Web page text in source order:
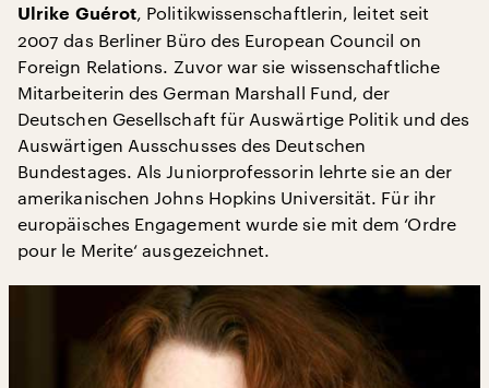
Ulrike Guérot, Politikwissenschaftlerin, leitet seit
2007 das Berliner Büro des European Council on
Foreign Relations. Zuvor war sie wissenschaftliche
Mitarbeiterin des German Marshall Fund, der
Deutschen Gesellschaft für Auswärtige Politik und des
Auswärtigen Ausschusses des Deutschen
Bundestages. Als Juniorprofessorin lehrte sie an der
amerikanischen Johns Hopkins Universität. Für ihr
europäisches Engagement wurde sie mit dem ‘Ordre
pour le Merite‘ ausgezeichnet.